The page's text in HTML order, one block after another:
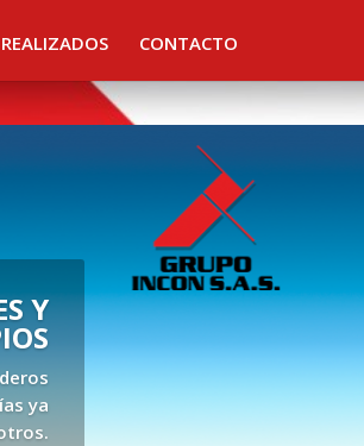
CONTACTO
Y
ya